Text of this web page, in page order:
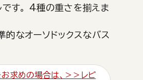
す。 4種の重さを揃えま
なオーソドックスなバス
求めの場合は、＞＞レピ